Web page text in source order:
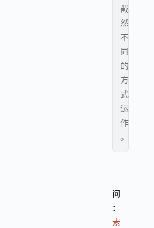
截
然
不
同
的
方
式
运
作
。
问
：
素